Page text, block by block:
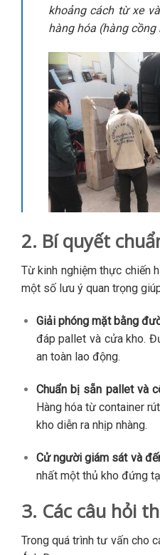
khoảng cách từ xe
hàng hóa (hàng cồng
2. Bí quyết
Từ kinh nghiệm thực chiến
một số lưu ý quan trọng
Giải phóng mặt bằng
đáp pallet và cửa kho.
an toàn lao động.
Chuẩn bị sẵn pallet và
Hàng hóa từ container
kho diễn ra nhịp nhàng.
Cử người giám sát và
nhất một thủ kho đứng
3. Các câu hỏi
Trong quá trình tư vấn cho